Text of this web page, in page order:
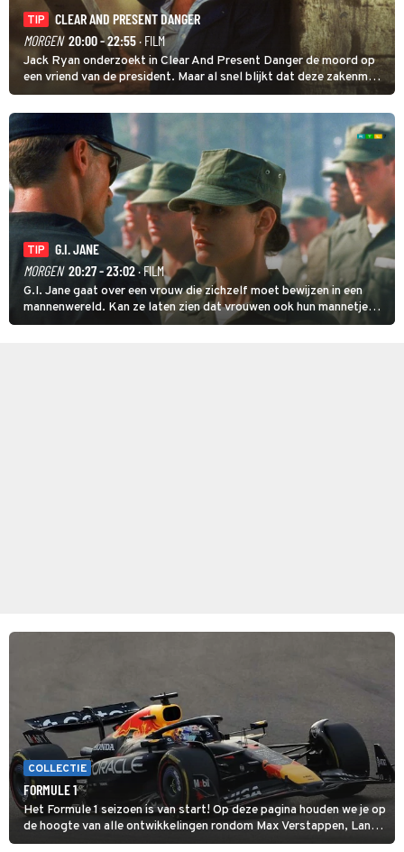
TIP
CLEAR AND PRESENT DANGER
MORGEN 20:00 - 22:55· FILM
Jack Ryan onderzoekt in Clear And Present Danger de moord op
een vriend van de president. Maar al snel blijkt dat deze zakenman
connecties onderhield met Colombiaanse drugskartels.
TIP
G.I. JANE
MORGEN 20:27 - 23:02· FILM
G.I. Jane gaat over een vrouw die zichzelf moet bewijzen in een
mannenwereld. Kan ze laten zien dat vrouwen ook hun mannetje
kunnen staan in het leger?
COLLECTIE
FORMULE 1
Het Formule 1 seizoen is van start! Op deze pagina houden we je op
de hoogte van alle ontwikkelingen rondom Max Verstappen, Lando
Norris en alle andere coureurs en GP's.